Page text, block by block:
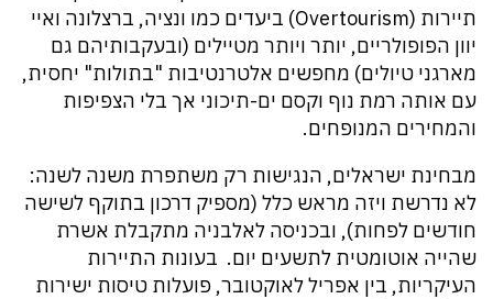
תיירות (Overtourism) ביעדים כמו ונציה, ברצלונה ואיי
יוון הפופולריים, יותר ויותר מטיילים (ובעקבותיהם גם
מארגני טיולים) מחפשים אלטרנטיבות "בתולות" יחסית,
עם אותה רמת נוף וקסם ים-תיכוני אך בלי הצפיפות
והמחירים המנופחים.
מבחינת ישראלים, הנגישות רק משתפרת משנה לשנה:
לא נדרשת ויזה מראש כלל (מספיק דרכון בתוקף לשישה
חודשים לפחות), ובכניסה לאלבניה מתקבלת אשרת
שהייה אוטומטית לתשעים יום. בעונות התיירות
העיקריות, בין אפריל לאוקטובר, פועלות טיסות ישירות